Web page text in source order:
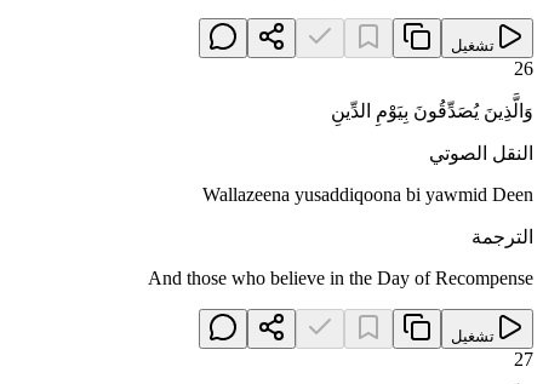
تشغيل
26
وَالَّذِينَ يُصَدِّقُونَ بِيَوْمِ الدِّينِ
النقل الصوتي
Wallazeena yusaddiqoona bi yawmid Deen
الترجمة
And those who believe in the Day of Recompense
تشغيل
27